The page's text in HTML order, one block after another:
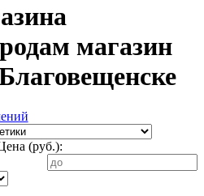
магазин
(руб.):